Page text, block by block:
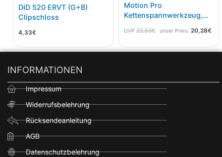
DID 520 ERVT (G+B)
Clipschloss
4,33€
Motion Pro
Kettenspannwerkzeug,
Pro #08-0674
UVP 22,53€ unser Preis: 20,28€
INFORMATIONEN
Impressum
Widerrufsbelehrung
Rücksendeanleitung
AGB
Datenschutzbelehrung